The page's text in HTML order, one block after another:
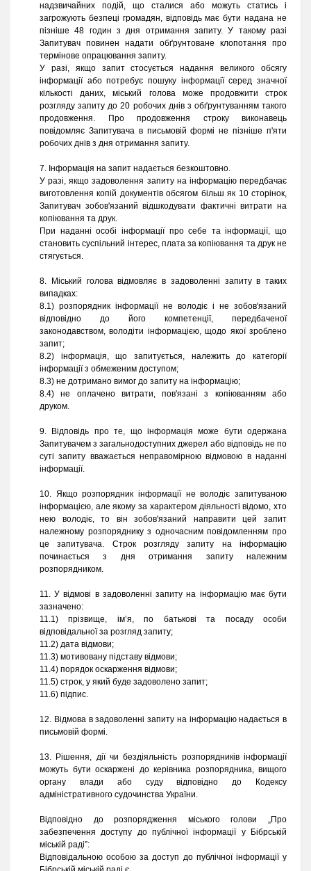
надзвичайних подій, що сталися або можуть статись і
загрожують безпеці громадян, відповідь має бути надана не
пізніше 48 годин з дня отримання запиту. У такому разі
Запитувач повинен надати обґрунтоване клопотання про
термінове опрацювання запиту.
У разі, якщо запит стосується надання великого обсягу
інформації або потребує пошуку інформації серед значної
кількості даних, міський голова може продовжити строк
розгляду запиту до 20 робочих днів з обґрунтуванням такого
продовження. Про продовження строку виконавець
повідомляє Запитувача в письмовій формі не пізніше п'яти
робочих днів з дня отримання запиту.
7. Інформація на запит надається безкоштовно.
У разі, якщо задоволення запиту на інформацію передбачає
виготовлення копій документів обсягом більш як 10 сторінок,
Запитувач зобов'язаний відшкодувати фактичні витрати на
копіювання та друк.
При наданні особі інформації про себе та інформації, що
становить суспільний інтерес, плата за копіювання та друк не
стягується.
8. Міський голова відмовляє в задоволенні запиту в таких
випадках:
8.1) розпорядник інформації не володіє і не зобов'язаний
відповідно до його компетенції, передбаченої
законодавством, володіти інформацією, щодо якої зроблено
запит;
8.2) інформація, що запитується, належить до категорії
інформації з обмеженим доступом;
8.3) не дотримано вимог до запиту на інформацію;
8.4) не оплачено витрати, пов'язані з копіюванням або
друком.
9. Відповідь про те, що інформація може бути одержана
Запитувачем з загальнодоступних джерел або відповідь не по
суті запиту вважається неправомірною відмовою в наданні
інформації.
10. Якщо розпорядник інформації не володіє запитуваною
інформацією, але якому за характером діяльності відомо, хто
нею володіє, то він зобов'язаний направити цей запит
належному розпоряднику з одночасним повідомленням про
це запитувача. Строк розгляду запиту на інформацію
починається з дня отримання запиту належним
розпорядником.
11. У відмові в задоволенні запиту на інформацію має бути
зазначено:
11.1) прізвище, ім’я, по батькові та посаду особи
відповідальної за розгляд запиту;
11.2) дата відмови;
11.3) мотивовану підставу відмови;
11.4) порядок оскарження відмови;
11.5) строк, у який буде задоволено запит;
11.6) підпис.
12. Відмова в задоволенні запиту на інформацію надається в
письмовій формі.
13. Рішення, дії чи бездіяльність розпорядників інформації
можуть бути оскаржені до керівника розпорядника, вищого
органу влади або суду відповідно до Кодексу
адміністративного судочинства України.
Відповідно до розпорядження міського голови „Про
забезпечення доступу до публічної інформації у Бібрській
міській раді”:
Відповідальною особою за доступ до публічної інформації у